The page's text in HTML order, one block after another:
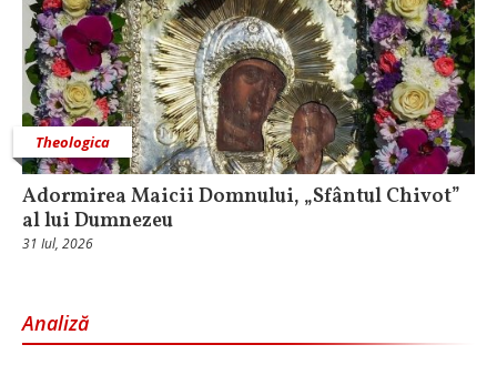
Theologica
Adormirea Maicii Domnului, „Sfântul Chivot”
al lui Dumnezeu
31 Iul, 2026
Analiză